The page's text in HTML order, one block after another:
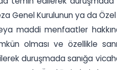
Genel Kurulunun ya da
maddi menfaatler
olması ve özellikle
duruşmada sanığa